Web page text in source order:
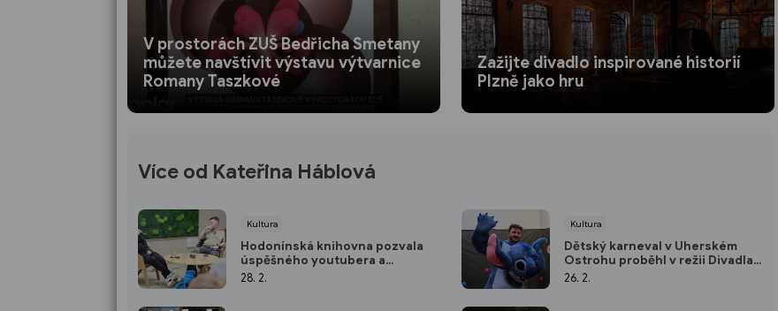
V prostorách ZUŠ Bedřicha Smetany
můžete navštívit výstavu výtvarnice
Romany Taszkové
Zažijte divadlo inspirované historií
Plzně jako hru
Více od Kateřina Háblová
Kultura
Hodonínská knihovna pozvala
úspěšného youtubera a
ilustrátora
28. 2.
Kultura
Dětský karneval v Uherském
Ostrohu proběhl v režii Divadla
Koráb
26. 2.